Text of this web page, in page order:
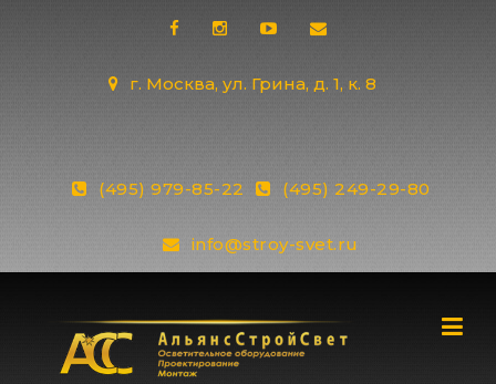
г. Москва, ул. Грина, д. 1, к. 8
(495) 979-85-22 (495) 249-29-80
info@stroy-svet.ru